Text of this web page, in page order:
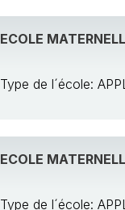
ECOLE
Type de l´école:
ECOLE
Type de l´école: